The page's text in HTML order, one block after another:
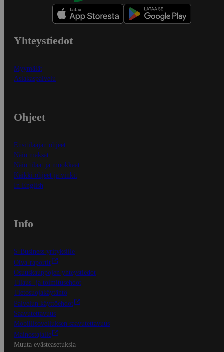
Yhteystiedot
Myymälät
Asiakaspalvelu
Ohjeet
Ensitilaajan ohjeet
Näin maksat
Näin tilaat ja muokkaat
Kaikki ohjeet ja vinkit
In English
Info
S-Business yrityksille
Oiva-raportit
Osuuskauppojen yhteystiedot
Tilaus- ja toimitusehdot
Tietosuojakäytäntö
Palvelun käyttöehdot
Saavutettavuus
Mobiilisovelluksen saavutettavuus
Mainostajalle
Muuta evästeasetuksia